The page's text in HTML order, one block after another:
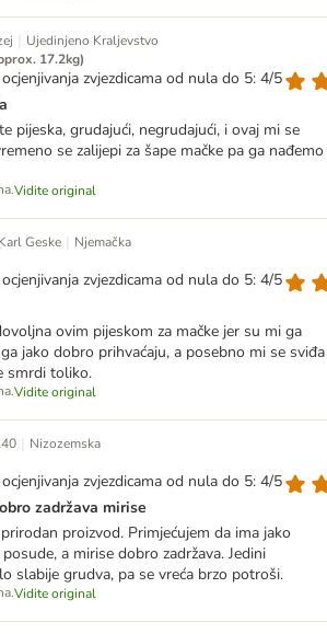
| Ujedinjeno Kraljevstvo
17.2kg)
zvjezdicama od nula do 5: 4/5
pijeska, grudajući, negrudajući, i ovaj mi se
se zalijepi za šape mačke pa ga nađemo
Vidite original
Geske | Njemačka
zvjezdicama od nula do 5: 4/5
ovim pijeskom za mačke jer su mi ga
jako dobro prihvaćaju, a posebno mi se sviđa
smrdi toliko.
Vidite original
| Nizozemska
zvjezdicama od nula do 5: 4/5
zadržava mirise
proizvod. Primjećujem da ima jako
a mirise dobro zadržava. Jedini
slabije grudva, pa se vreća brzo potroši.
Vidite original